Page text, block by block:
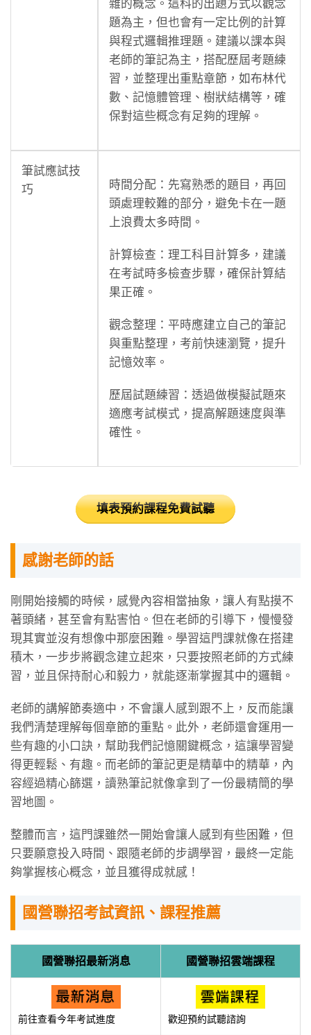
雜的概念。這科的出題方式以觀念
題為主，但也會有一定比例的計算
與程式邏輯推理題。建議以課本與
老師的筆記為主，搭配歷屆考題練
習，並整理出重點章節，如布林代
數、記憶體管理、樹狀結構等，確
保對這些概念有足夠的理解。
筆試應試技
巧
時間分配：先寫熟悉的題目，再回
頭處理較難的部分，避免卡在一題
上浪費太多時間。
計算檢查：理工科目計算多，建議
在考試時多檢查步驟，確保計算結
果正確。
觀念整理：平時應建立自己的筆記
與重點整理，考前快速瀏覽，提升
記憶效率。
歷屆試題練習：透過做模擬試題來
適應考試模式，提高解題速度與準
確性。
填表預約課程免費試聽
感謝老師的話
剛開始接觸的時候，感覺內容相當抽象，讓人有點摸不
著頭緒，甚至會有點害怕。但在老師的引導下，慢慢發
現其實並沒有想像中那麼困難。學習這門課就像在搭建
積木，一步步將觀念建立起來，只要按照老師的方式練
習，並且保持耐心和毅力，就能逐漸掌握其中的邏輯。
老師的講解節奏適中，不會讓人感到跟不上，反而能讓
我們清楚理解每個章節的重點。此外，老師還會運用一
些有趣的小口訣，幫助我們記憶關鍵概念，這讓學習變
得更輕鬆、有趣。而老師的筆記更是精華中的精華，內
容經過精心篩選，讀熟筆記就像拿到了一份最精簡的學
習地圖。
整體而言，這門課雖然一開始會讓人感到有些困難，但
只要願意投入時間、跟隨老師的步調學習，最終一定能
夠掌握核心概念，並且獲得成就感！
國營聯招考試資訊、課程推薦
國營聯招最新消息 國營聯招雲端課程
前往查看今年考試進度 歡迎預約試聽諮詢